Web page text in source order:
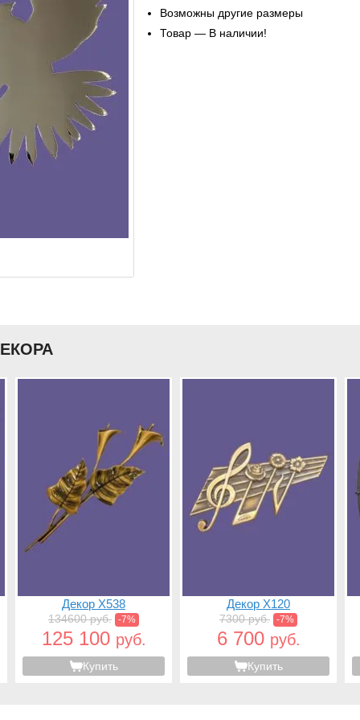
Возможны другие размеры
Товар — В наличии!
Декор X538
134600 руб. -7%
125 100 руб.
Купить
Декор X120
7300 руб. -7%
6 700 руб.
Купить